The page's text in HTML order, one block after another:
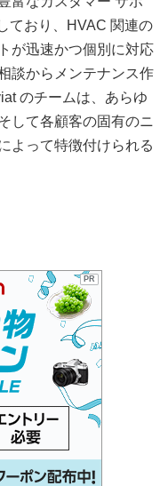
ており、HVAC 関連の
が迅速かつ個別に対応
談からメンテナンス作
のチームは、あらゆ
して各顧客の固有のニ
よって特徴付けられる
PR